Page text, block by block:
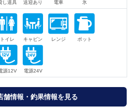
舗情報・釣果情報を見る